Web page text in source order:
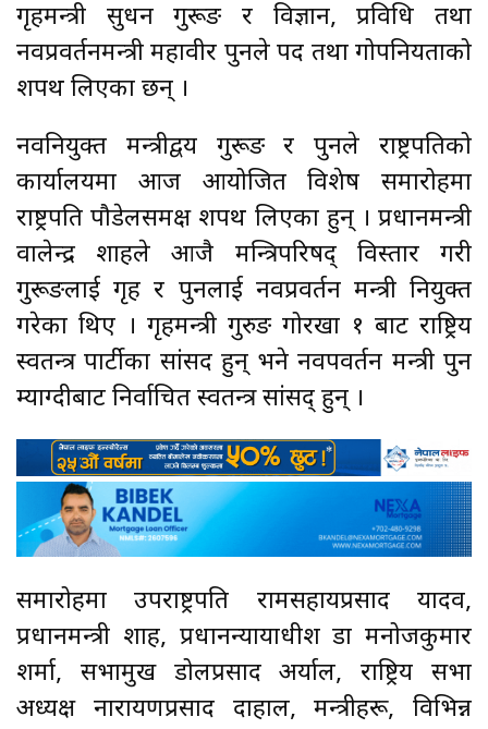
गृहमन्त्री सुधन गुरूङ र विज्ञान, प्रविधि तथा
नवप्रवर्तनमन्त्री महावीर पुनले पद तथा गोपनियताको
शपथ लिएका छन् ।
नवनियुक्त मन्त्रीद्वय गुरूङ र पुनले राष्ट्रपतिको
कार्यालयमा आज आयोजित विशेष समारोहमा
राष्ट्रपति पौडेलसमक्ष शपथ लिएका हुन् । प्रधानमन्त्री
वालेन्द्र शाहले आजै मन्त्रिपरिषद् विस्तार गरी
गुरूङलाई गृह र पुनलाई नवप्रवर्तन मन्त्री नियुक्त
गरेका थिए । गृहमन्त्री गुरुङ गोरखा १ बाट राष्ट्रिय
स्वतन्त्र पार्टीका सांसद हुन् भने नवपवर्तन मन्त्री पुन
म्याग्दीबाट निर्वाचित स्वतन्त्र सांसद् हुन् ।
समारोहमा उपराष्ट्रपति रामसहायप्रसाद यादव,
प्रधानमन्त्री शाह, प्रधानन्यायाधीश डा मनोजकुमार
शर्मा, सभामुख डोलप्रसाद अर्याल, राष्ट्रिय सभा
अध्यक्ष नारायणप्रसाद दाहाल, मन्त्रीहरू, विभिन्न